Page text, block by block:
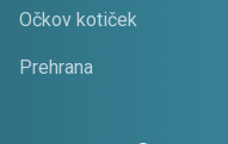
Očkov kotiček
Prehrana